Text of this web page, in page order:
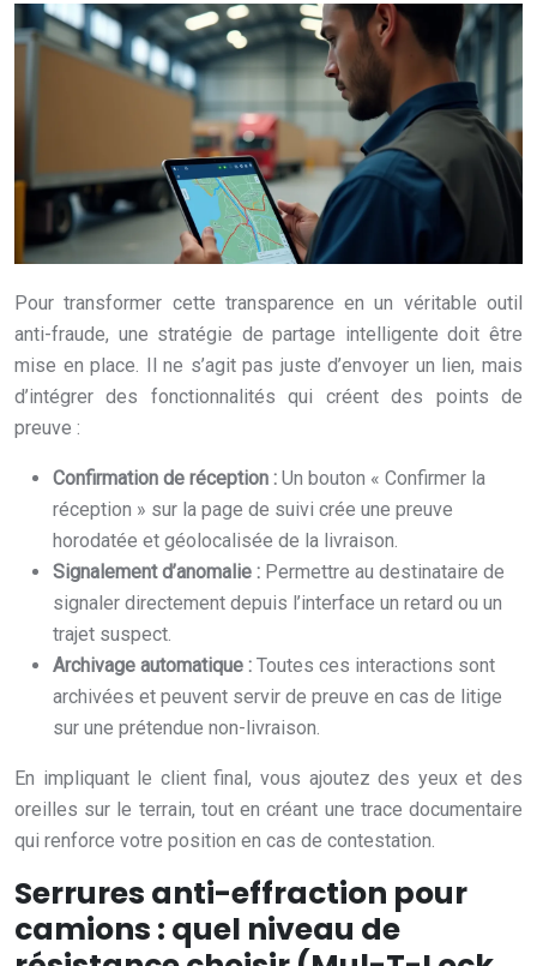
Pour transformer cette transparence en un véritable outil
anti-fraude, une stratégie de partage intelligente doit être
mise en place. Il ne s’agit pas juste d’envoyer un lien, mais
d’intégrer des fonctionnalités qui créent des points de
preuve :
Confirmation de réception : Un bouton « Confirmer la
réception » sur la page de suivi crée une preuve
horodatée et géolocalisée de la livraison.
Signalement d’anomalie : Permettre au destinataire de
signaler directement depuis l’interface un retard ou un
trajet suspect.
Archivage automatique : Toutes ces interactions sont
archivées et peuvent servir de preuve en cas de litige
sur une prétendue non-livraison.
En impliquant le client final, vous ajoutez des yeux et des
oreilles sur le terrain, tout en créant une trace documentaire
qui renforce votre position en cas de contestation.
Serrures anti-effraction pour
camions : quel niveau de